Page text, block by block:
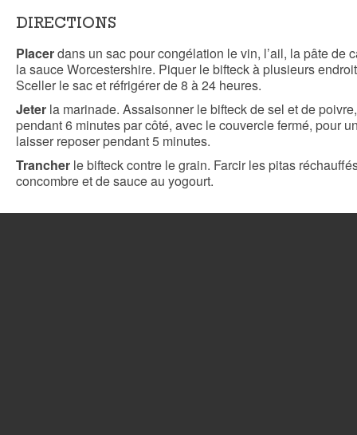
DIRECTIONS
Placerdans un sac pour congélation le vin, l’ail, la pâte de
la sauce Worcestershire. Piquer le bifteck à plusieurs
Sceller le sac et réfrigérer de 8 à 24 heures.
Jeter la marinade. Assaisonner le bifteck de sel et de
pendant 6 minutes par côté, avec le couvercle fermé, pour
laisser reposer pendant 5 minutes.
Trancher le bifteck contre le grain. Farcir les pitas
concombre et de sauce au yogourt.